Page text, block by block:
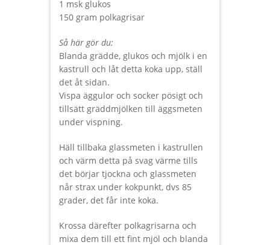
1 msk glukos
150 gram polkagrisar
Så här gör du:
Blanda grädde, glukos och mjölk i en
kastrull och låt detta koka upp, ställ
det åt sidan.
Vispa äggulor och socker pösigt och
tillsätt gräddmjölken till äggsmeten
under vispning.
Häll tillbaka glassmeten i kastrullen
och värm detta på svag värme tills
det börjar tjockna och glassmeten
når strax under kokpunkt, dvs 85
grader, det får inte koka.
Krossa därefter polkagrisarna och
mixa dem till ett fint mjöl och blanda